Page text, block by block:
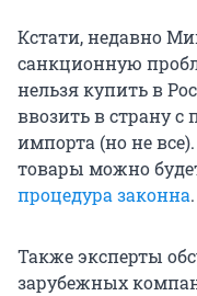
Кстати, недавно
санкционную
нельзя купить в
ввозить в страну
импорта (но не
товары можно
процедура законна.
Также эксперты
зарубежных